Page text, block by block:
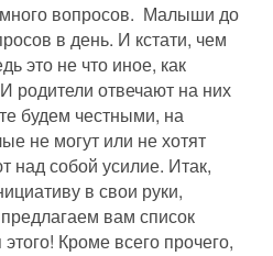
вопросов. Малыши до
в день. И кстати, чем
это не что иное, как
родители отвечают на них
будем честными, на
не могут или не хотят
над собой усилие. Итак,
в свои руки,
вам список
Кроме всего прочего,